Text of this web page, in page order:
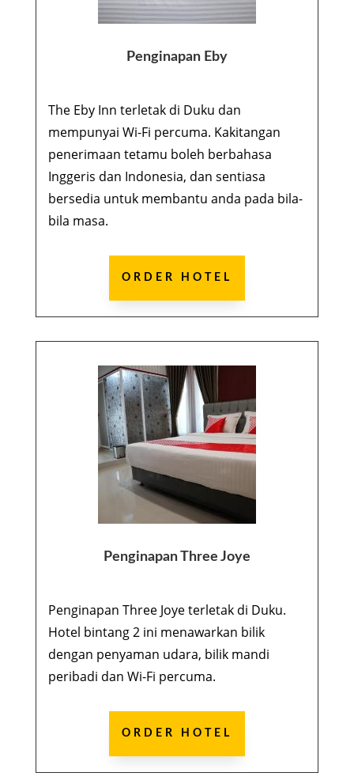
Penginapan Eby
The Eby Inn terletak di Duku dan
mempunyai Wi-Fi percuma. Kakitangan
penerimaan tetamu boleh berbahasa
Inggeris dan Indonesia, dan sentiasa
bersedia untuk membantu anda pada bila-
bila masa.
ORDER HOTEL
Penginapan Three Joye
Penginapan Three Joye terletak di Duku.
Hotel bintang 2 ini menawarkan bilik
dengan penyaman udara, bilik mandi
peribadi dan Wi-Fi percuma.
ORDER HOTEL